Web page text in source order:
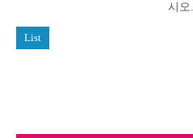
시오.
List